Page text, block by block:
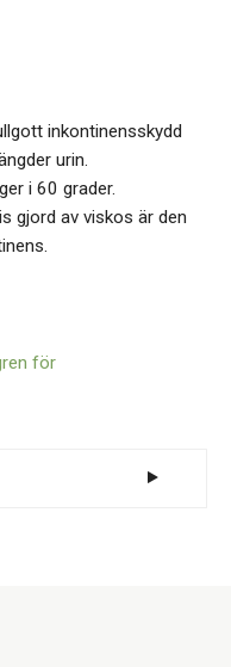
inkontinensskydd
urin.
i 60 grader.
gjord av viskos är den
för